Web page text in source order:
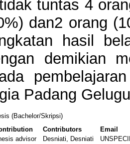
tuntas 4
dan2 orang
hasil
demikian
Padang
(Bachelor/Skripsi)
Contributors
Email
advisor
Desniati, Desniati